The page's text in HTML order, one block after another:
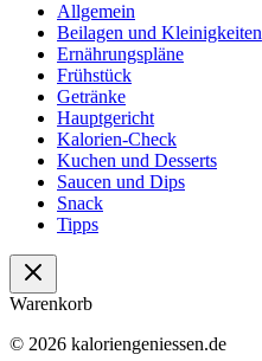
Allgemein
Beilagen und Kleinigkeiten
Ernährungspläne
Frühstück
Getränke
Hauptgericht
Kalorien-Check
Kuchen und Desserts
Saucen und Dips
Snack
Tipps
Warenkorb
© 2026 kaloriengeniessen.de